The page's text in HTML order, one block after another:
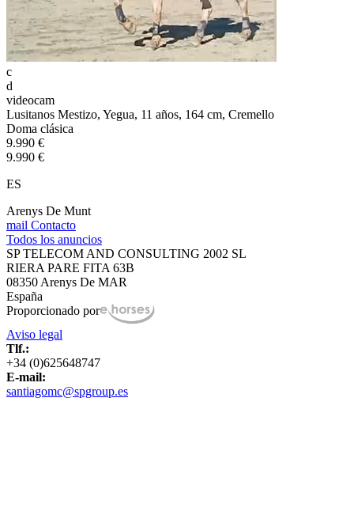
c
d
videocam
Lusitanos Mestizo, Yegua, 11 años, 164 cm, Cremello
Doma clásica
9.990 €
9.990 €
ES
Arenys De Munt
mail Contacto
Todos los anuncios
SP TELECOM AND CONSULTING 2002 SL
RIERA PARE FITA 63B
08350 Arenys De MAR
España
Proporcionado por
Aviso legal
Tlf.:
+34 (0)625648747
E-mail:
santiagomc@spgroup.es